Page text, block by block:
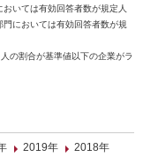
いては有効回答者数が規定人
においては有効回答者数が規
の割合が基準値以下の企業がラ
2019年
2018年